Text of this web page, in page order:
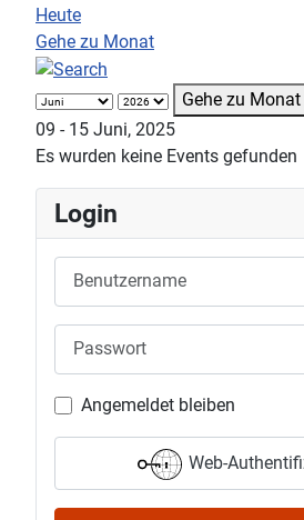
Heute
Gehe zu Monat
Gehe zu Monat
09 - 15 Juni, 2025
Es wurden keine Events gefunden
Login
Passwort
Angemeldet bleiben
Web-